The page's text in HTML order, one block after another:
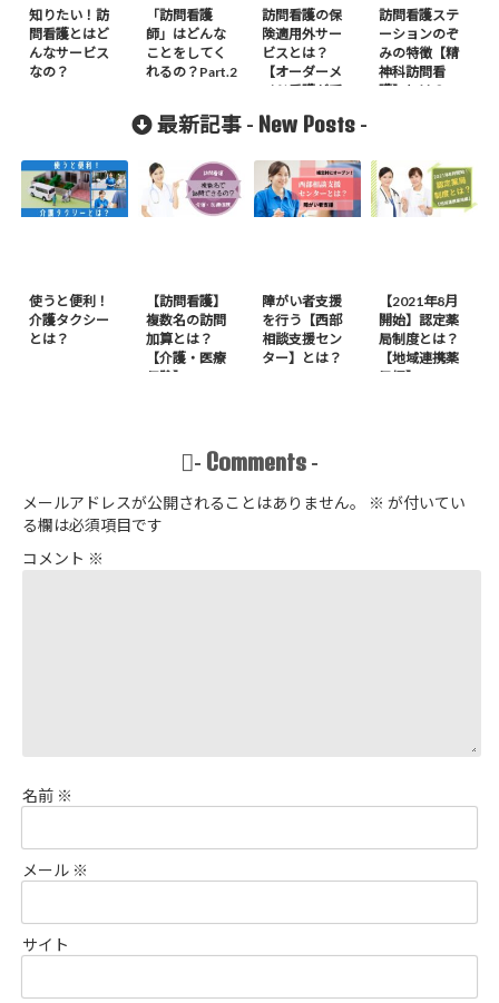
知りたい！訪
問看護とはど
んなサービス
なの？
「訪問看護
師」はどんな
ことをしてく
れるの？Part.2
訪問看護の保
険適用外サー
ビスとは？
【オーダーメ
イド看護が受
訪問看護ステ
ーションのぞ
みの特徴【精
神科訪問看
護】とは？
最新記事 - New Posts -
使うと便利！
介護タクシー
とは？
【訪問看護】
複数名の訪問
加算とは？
【介護・医療
保険】
障がい者支援
を行う【西部
相談支援セン
ター】とは？
【2021年8月
開始】認定薬
局制度とは？
【地域連携薬
局編】
- Comments -
メールアドレスが公開されることはありません。 ※ が付いてい
る欄は必須項目です
コメント ※
名前 ※
メール ※
サイト